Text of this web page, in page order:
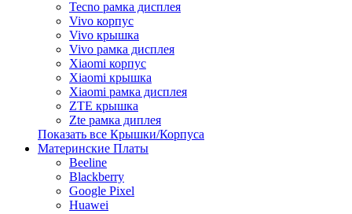
Tecno рамка дисплея
Vivo корпус
Vivo крышка
Vivo рамка дисплея
Xiaomi корпус
Xiaomi крышка
Xiaomi рамка дисплея
ZTE крышка
Zte рамка диплея
Показать все Крышки/Корпуса
Материнские Платы
Beeline
Blackberry
Google Pixel
Huawei